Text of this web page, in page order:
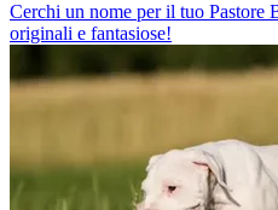
Cerchi un nome per il tuo Pastore
originali e fantasiose!